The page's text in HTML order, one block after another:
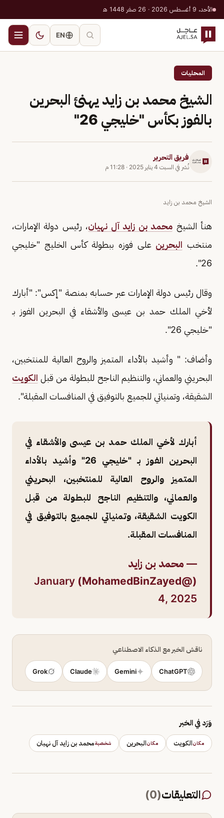
الأحد، 9 أغسطس 2026 · 26 صفر 1448 هـ
EN
المحليات
الشيخ محمد بن زايد يهنئ البحرين
بالفوز بكأس "خليجي 26"
فريق التحرير
نُشر في السبت 4 يناير 2025 · 11:28 م
الشيخ محمد بن زايد
هنأ الشيخ محمد بن زايد آل نهيان، رئيس دولة الإمارات،
منتخب البحرين على فوزه ببطولة كأس الخليج "خليجي
26".
وقال رئيس دولة الإمارات عبر حسابه بمنصة "إكس": "أبارك
لأخي الملك حمد بن عيسى والأشقاء في البحرين الفوز بـ
"خليجي 26".
وأضاف: " وأشيد بالأداء المتميز والروح العالية للمنتخبين،
البحريني والعماني، والتنظيم الناجح للبطولة من قبل الكويت
الشقيقة، وتمنياتي للجميع بالتوفيق في المنافسات المقبلة".
أبارك لأخي الملك حمد بن عيسى والأشقاء في
البحرين الفوز بـ "خليجي 26" وأشيد بالأداء
المتميز والروح العالية للمنتخبين، البحريني
والعماني، والتنظيم الناجح للبطولة من قبل
الكويت الشقيقة، وتمنياتي للجميع بالتوفيق في
المنافسات المقبلة.
— محمد بن زايد
(@MohamedBinZayed)
January
4, 2025
ناقش الخبر مع الذكاء الاصطناعي
ChatGPT
Gemini
Claude
Grok
وَرَد في الخبر
مكانالكويت مكانالبحرين شخصيةمحمد بن زايد آل نهيان
التعليقات(
0
)